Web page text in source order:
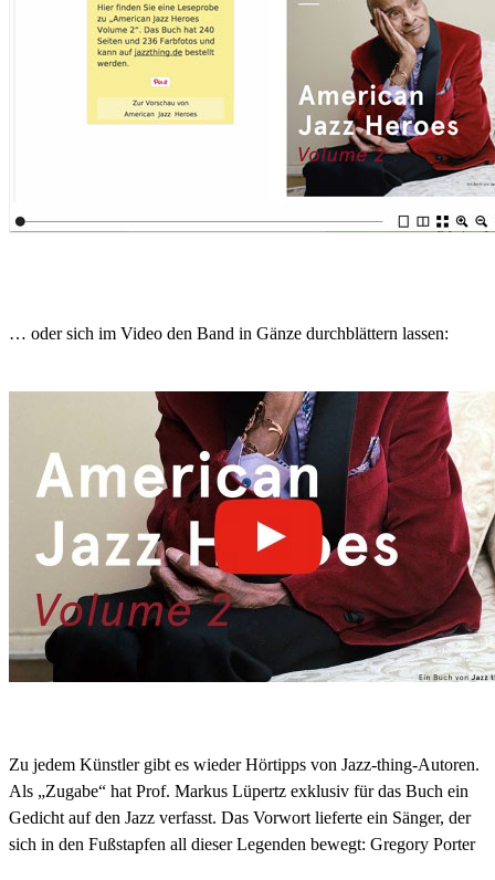
… oder sich im Video den Band in Gänze durchblättern lassen:
Zu jedem Künstler gibt es wieder Hörtipps von Jazz-thing-Autoren.
Als „Zugabe“ hat Prof. Markus Lüpertz exklusiv für das Buch ein
Gedicht auf den Jazz verfasst. Das Vorwort lieferte ein Sänger, der
sich in den Fußstapfen all dieser Legenden bewegt: Gregory Porter